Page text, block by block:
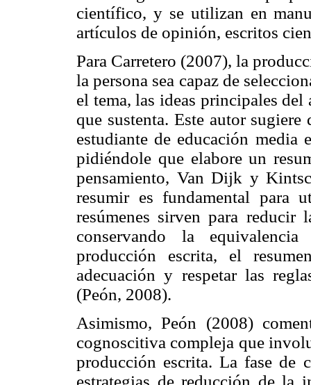
científico, y se utilizan en
artículos de opinión, escritos
Para Carretero (2007), la
la persona sea capaz de
el tema, las ideas principales
que sustenta. Este autor
estudiante de educación media
pidiéndole que elabore un
pensamiento, Van Dijk y
resumir es fundamental para
resúmenes sirven para
conservando la
producción escrita, el
adecuación y respetar las
(Peón, 2008).
Asimismo, Peón (2008)
cognoscitiva compleja que
producción escrita. La fase de